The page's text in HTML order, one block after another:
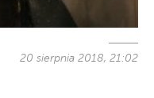
20 sierpnia 2018, 21:02